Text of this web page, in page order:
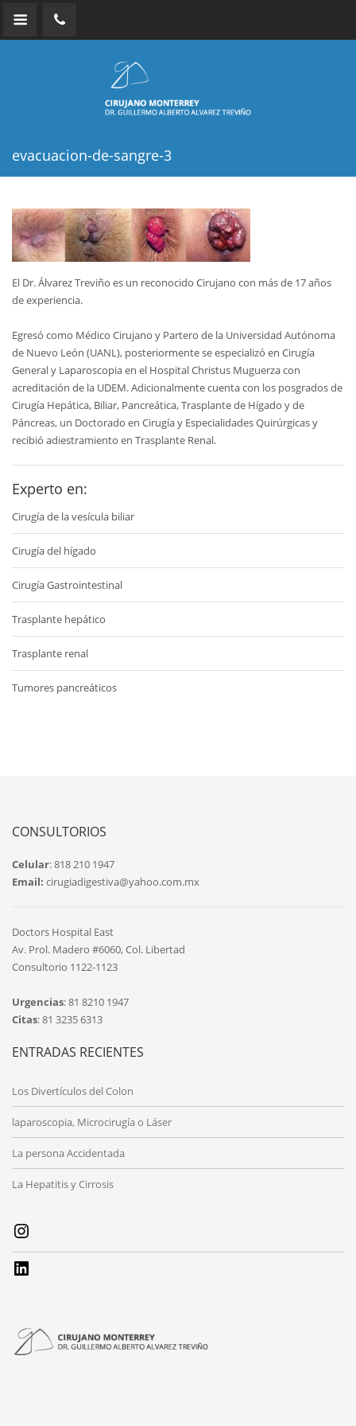
evacuacion-de-sangre-3
El Dr. Álvarez Treviño es un reconocido Cirujano con más de 17 años
de experiencia.
Egresó como Médico Cirujano y Partero de la Universidad Autónoma
de Nuevo León (UANL), posteriormente se especializó en Cirugía
General y Laparoscopia en el Hospital Christus Muguerza con
acreditación de la UDEM. Adicionalmente cuenta con los posgrados de
Cirugía Hepática, Biliar, Pancreática, Trasplante de Hígado y de
Páncreas, un Doctorado en Cirugía y Especialidades Quirúrgicas y
recibió adiestramiento en Trasplante Renal.
Experto en:
Cirugía de la vesícula biliar
Cirugía del hígado
Cirugía Gastrointestinal
Trasplante hepático
Trasplante renal
Tumores pancreáticos
CONSULTORIOS
Celular: 818 210 1947
Email: cirugiadigestiva@yahoo.com.mx
Doctors Hospital East
Av. Prol. Madero #6060, Col. Libertad
Consultorio 1122-1123
Urgencias: 81 8210 1947
Citas: 81 3235 6313
ENTRADAS RECIENTES
Los Divertículos del Colon
laparoscopia, Microcirugía o Láser
La persona Accidentada
La Hepatitis y Cirrosis